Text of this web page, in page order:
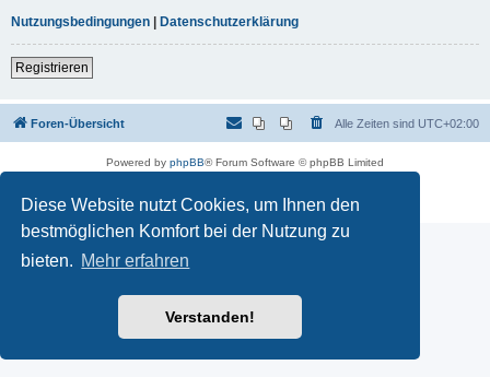
Diese Website nutzt Cookies, um Ihnen den
bestmöglichen Komfort bei der Nutzung zu
bieten. Mehr erfahren
Verstanden!
Nutzungsbedingungen | Datenschutzerklärung
Registrieren
Foren-Übersicht Alle Zeiten sind UTC+02:00
Powered by phpBB® Forum Software © phpBB Limited
Datenschutz|Nutzungsbedingungen